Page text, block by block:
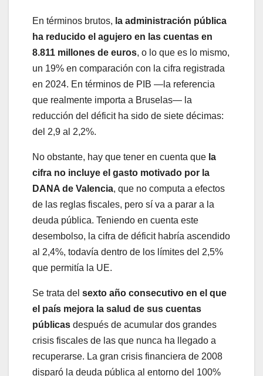
En términos brutos, la administración pública
ha reducido el agujero en las cuentas en
8.811 millones de euros, o lo que es lo mismo,
un 19% en comparación con la cifra registrada
en 2024. En términos de PIB —la referencia
que realmente importa a Bruselas— la
reducción del déficit ha sido de siete décimas:
del 2,9 al 2,2%.
No obstante, hay que tener en cuenta que la
cifra no incluye el gasto motivado por la
DANA de Valencia, que no computa a efectos
de las reglas fiscales, pero sí va a parar a la
deuda pública. Teniendo en cuenta este
desembolso, la cifra de déficit habría ascendido
al 2,4%, todavía dentro de los límites del 2,5%
que permitía la UE.
Se trata del sexto año consecutivo en el que
el país mejora la salud de sus cuentas
públicas después de acumular dos grandes
crisis fiscales de las que nunca ha llegado a
recuperarse. La gran crisis financiera de 2008
disparó la deuda pública al entorno del 100%